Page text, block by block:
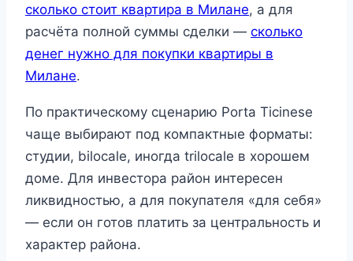
сколько стоит квартира в Милане, а для
расчёта полной суммы сделки — сколько
денег нужно для покупки квартиры в
Милане.
По практическому сценарию Porta Ticinese
чаще выбирают под компактные форматы:
студии, bilocale, иногда trilocale в хорошем
доме. Для инвестора район интересен
ликвидностью, а для покупателя «для себя»
— если он готов платить за центральность и
характер района.